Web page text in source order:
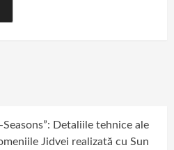
Detaliile tehnice ale
Jidvei realizată cu Sun